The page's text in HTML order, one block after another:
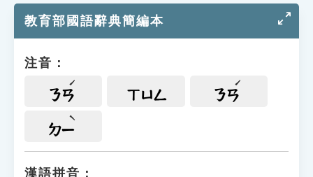
貓頭鷹博士
教育部國語辭典簡編本
注音：
ㄋㄢ ㄒㄩㄥ ㄋㄢ
ㄉㄧ
漢語拼音：